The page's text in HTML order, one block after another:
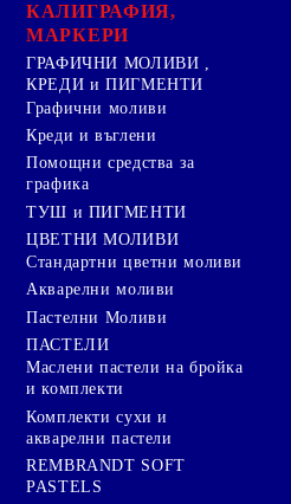
КАЛИГРАФИЯ,
МАРКЕРИ
ГРАФИЧНИ МОЛИВИ ,
КРЕДИ и ПИГМЕНТИ
Графични моливи
Креди и въглени
Помощни средства за
графика
ТУШ и ПИГМЕНТИ
ЦВЕТНИ МОЛИВИ
Стандартни цветни моливи
Акварелни моливи
Пастелни Моливи
ПАСТЕЛИ
Маслени пастели на бройка
и комплекти
Комплекти сухи и
акварелни пастели
REMBRANDT SOFT
PASTELS